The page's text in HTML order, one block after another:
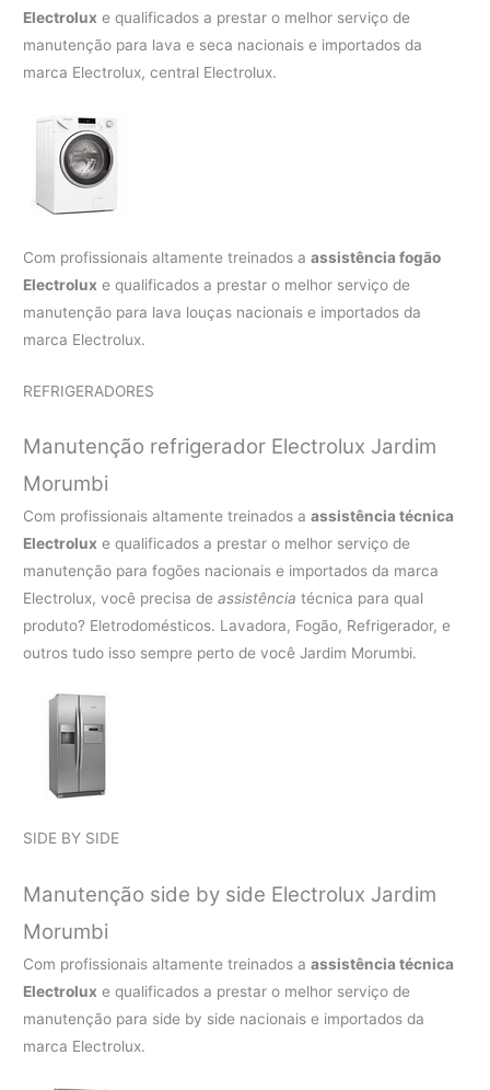
Electrolux e qualificados a prestar o melhor serviço de
manutenção para lava e seca nacionais e importados da
marca Electrolux, central Electrolux.
Com profissionais altamente treinados aassistência fogão
Electrolux e qualificados a prestar o melhor serviço de
manutenção para lava louças nacionais e importados da
marca Electrolux.
REFRIGERADORES
Manutenção refrigerador Electrolux Jardim
Morumbi
Com profissionais altamente treinados aassistência técnica
Electrolux e qualificados a prestar o melhor serviço de
manutenção para fogões nacionais e importados da marca
Electrolux, você precisa deassistência técnica para qual
produto? Eletrodomésticos. Lavadora, Fogão, Refrigerador, e
outros tudo isso sempre perto de você Jardim Morumbi.
SIDE BY SIDE
Manutenção side by side Electrolux Jardim
Morumbi
Com profissionais altamente treinados aassistência técnica
Electrolux e qualificados a prestar o melhor serviço de
manutenção para side by side nacionais e importados da
marca Electrolux.